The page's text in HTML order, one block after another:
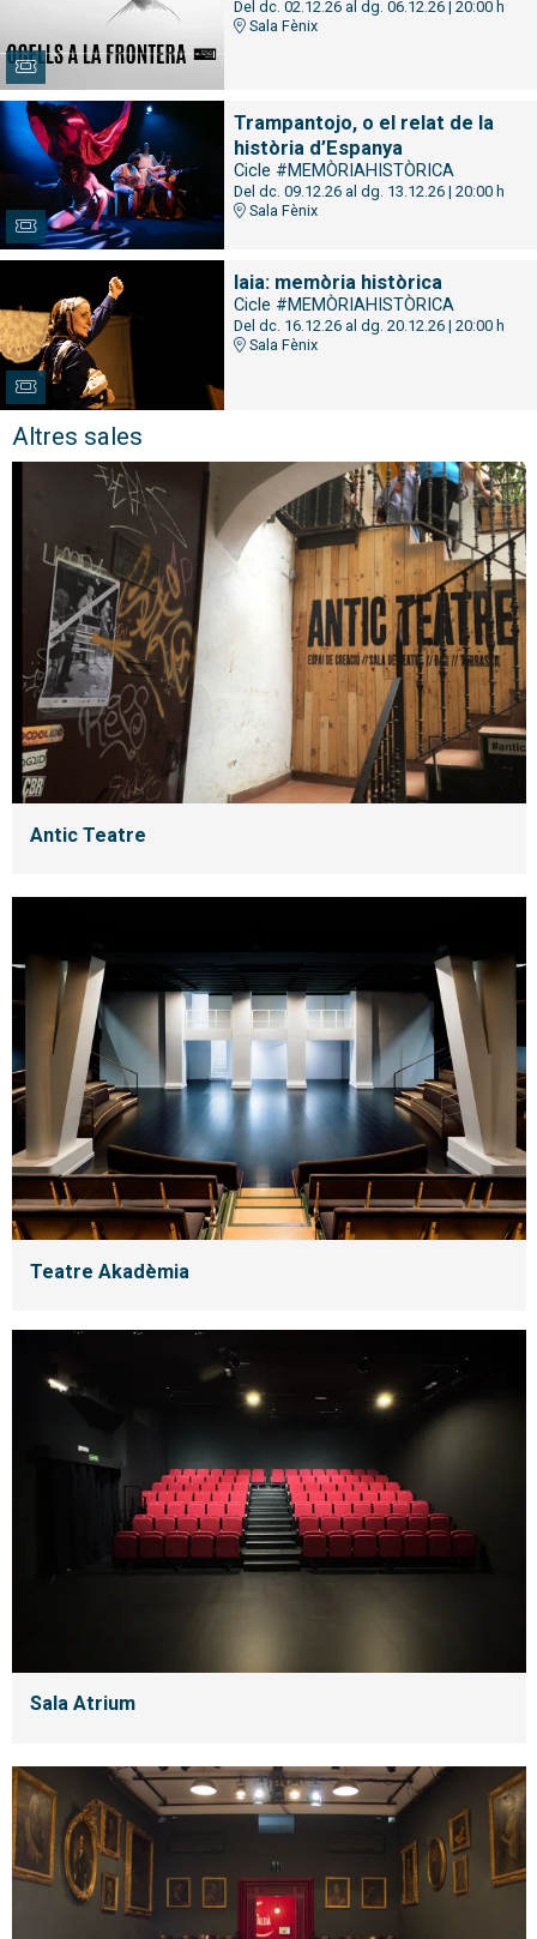
Del dc. 02.12.26al dg. 06.12.26| 20:00 h
Sala Fènix
Trampantojo, o el relat de la
història d’Espanya
Cicle #MEMÒRIAHISTÒRICA
Del dc. 09.12.26al dg. 13.12.26| 20:00 h
Sala Fènix
Iaia: memòria històrica
Cicle #MEMÒRIAHISTÒRICA
Del dc. 16.12.26al dg. 20.12.26| 20:00 h
Sala Fènix
Altres sales
Antic Teatre
Teatre Akadèmia
Sala Atrium